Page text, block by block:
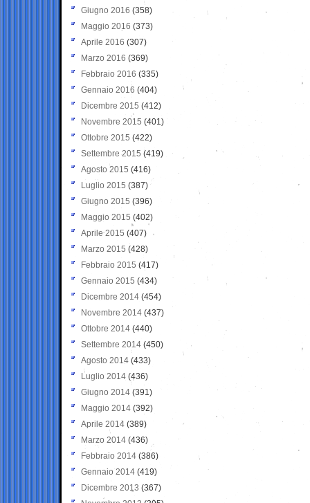
Giugno 2016 (358)
Maggio 2016 (373)
Aprile 2016 (307)
Marzo 2016 (369)
Febbraio 2016 (335)
Gennaio 2016 (404)
Dicembre 2015 (412)
Novembre 2015 (401)
Ottobre 2015 (422)
Settembre 2015 (419)
Agosto 2015 (416)
Luglio 2015 (387)
Giugno 2015 (396)
Maggio 2015 (402)
Aprile 2015 (407)
Marzo 2015 (428)
Febbraio 2015 (417)
Gennaio 2015 (434)
Dicembre 2014 (454)
Novembre 2014 (437)
Ottobre 2014 (440)
Settembre 2014 (450)
Agosto 2014 (433)
Luglio 2014 (436)
Giugno 2014 (391)
Maggio 2014 (392)
Aprile 2014 (389)
Marzo 2014 (436)
Febbraio 2014 (386)
Gennaio 2014 (419)
Dicembre 2013 (367)